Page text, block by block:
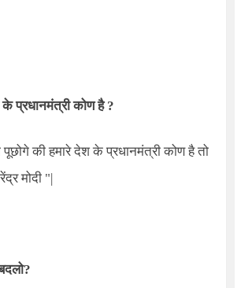
प्रधानमंत्री कोण है?
की हमारे देश के प्रधानमंत्री कोण है तो
मोदी "|
?